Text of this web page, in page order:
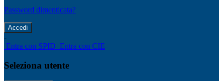
Password dimenticata?
-
Entra con SPID Entra con CIE
Seleziona utente